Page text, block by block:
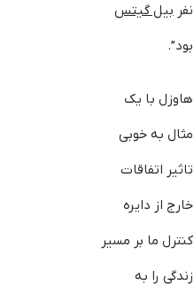
نفر بیل گیتس
بود”.
هاوزل با یک
مثال به خوبی
تاثیر اتفاقات
خارج از دایره
کنترل ما بر مسیر
زندگی را به